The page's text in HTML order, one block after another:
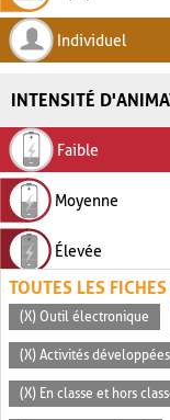
Individuel
INTENSITÉ
Faible
Moyenne
Élevée
TOUTES LES
(X) Outil électronique
(X) Activités
(X) En classe et hors